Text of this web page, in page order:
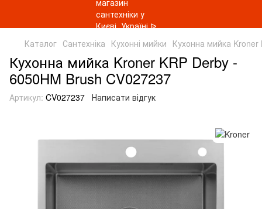
Каталог Сантехніка Кухонні мийки Кухонна мийка
Кухонна мийка Kroner KRP Derby -
6050HM Brush CV027237
Артикул: CV027237 Написати відгук